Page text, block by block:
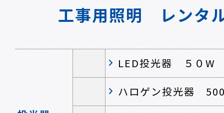
工事用照明 レンタ
LED投光器 ５０W
ハロゲン投光器